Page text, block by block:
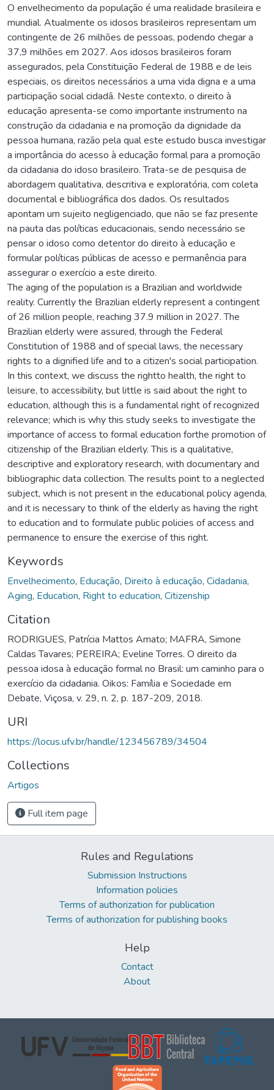
O envelhecimento da população é uma realidade brasileira e
mundial. Atualmente os idosos brasileiros representam um
contingente de 26 milhões de pessoas, podendo chegar a
37,9 milhões em 2027. Aos idosos brasileiros foram
assegurados, pela Constituição Federal de 1988 e de leis
especiais, os direitos necessários a uma vida digna e a uma
participação social cidadã. Neste contexto, o direito à
educação apresenta-se como importante instrumento na
construção da cidadania e na promoção da dignidade da
pessoa humana, razão pela qual este estudo busca investigar
a importância do acesso à educação formal para a promoção
da cidadania do idoso brasileiro. Trata-se de pesquisa de
abordagem qualitativa, descritiva e exploratória, com coleta
documental e bibliográfica dos dados. Os resultados
apontam um sujeito negligenciado, que não se faz presente
na pauta das políticas educacionais, sendo necessário se
pensar o idoso como detentor do direito à educação e
formular políticas públicas de acesso e permanência para
assegurar o exercício a este direito.
The aging of the population is a Brazilian and worldwide
reality. Currently the Brazilian elderly represent a contingent
of 26 million people, reaching 37.9 million in 2027. The
Brazilian elderly were assured, through the Federal
Constitution of 1988 and of special laws, the necessary
rights to a dignified life and to a citizen's social participation.
In this context, we discuss the rightto health, the right to
leisure, to accessibility, but little is said about the right to
education, although this is a fundamental right of recognized
relevance; which is why this study seeks to investigate the
importance of access to formal education forthe promotion of
citizenship of the Brazilian elderly. This is a qualitative,
descriptive and exploratory research, with documentary and
bibliographic data collection. The results point to a neglected
subject, which is not present in the educational policy agenda,
and it is necessary to think of the elderly as having the right
to education and to formulate public policies of access and
permanence to ensure the exercise of this right.
Keywords
Envelhecimento, Educação, Direito à educação, Cidadania,
Aging, Education, Right to education, Citizenship
Citation
RODRIGUES, Patrícia Mattos Amato; MAFRA, Simone
Caldas Tavares; PEREIRA; Eveline Torres. O direito da
pessoa idosa à educação formal no Brasil: um caminho para o
exercício da cidadania. Oikos: Família e Sociedade em
Debate, Viçosa, v. 29, n. 2, p. 187-209, 2018.
URI
https://locus.ufv.br/handle/123456789/34504
Collections
Artigos
Full item page
Rules and Regulations
Submission Instructions
Information policies
Terms of authorization for publication
Terms of authorization for publishing books
Help
Contact
About